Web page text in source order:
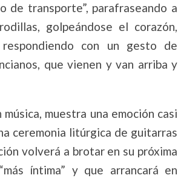
de transporte”, parafraseando a
golpeándose el corazón,
con un gesto de
que vienen y van arriba y
muestra una emoción casi
ceremonia litúrgica de guitarras
volverá a brotar en su próxima
íntima” y que arrancará en